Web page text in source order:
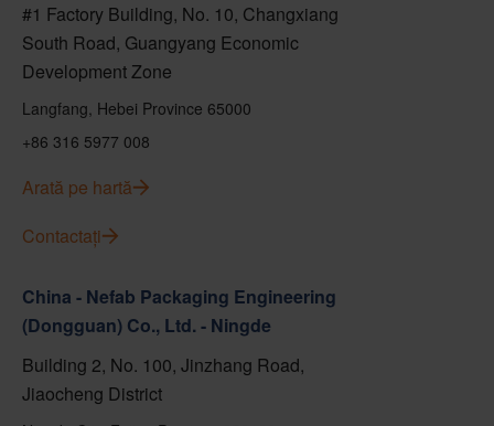
#1 Factory Building, No. 10, Changxiang
South Road, Guangyang Economic
Development Zone
Langfang, Hebei Province 65000
+86 316 5977 008
Arată pe hartă
Contactați
China - Nefab Packaging Engineering
(Dongguan) Co., Ltd. - Ningde
Building 2, No. 100, Jinzhang Road,
Jiaocheng District